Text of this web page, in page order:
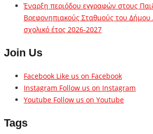
Έναρξη περιόδου εγγραφών στους
Βρεφονηπιακούς Σταθμούς του Δήμου
σχολικό έτος 2026-2027
Join Us
Facebook Like us on Facebook
Instagram Follow us on Instagram
Youtube Follow us on Youtube
Tags